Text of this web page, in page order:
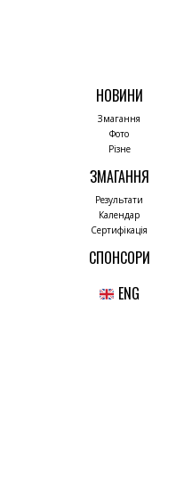
НОВИНИ
Змагання
Фото
Різне
ЗМАГАННЯ
Результати
Календар
Сертифікація
СПОНСОРИ
ENG